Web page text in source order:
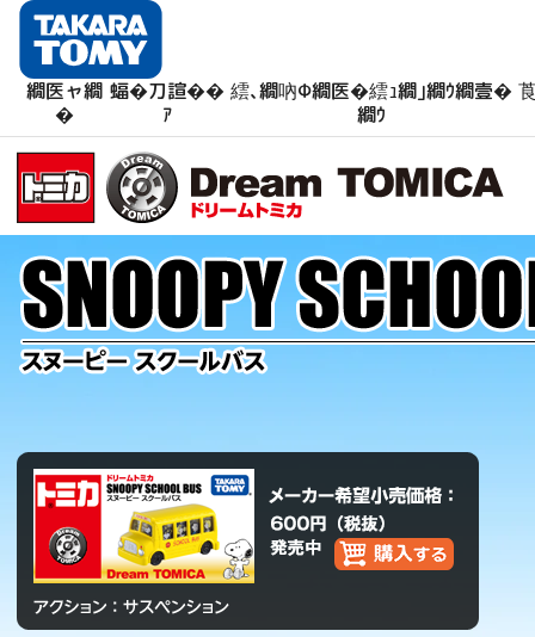
繝医ャ繝
�
蝠�刀諠��
ｱ
繧､繝吶Φ繝医�繧ｭ繝｣繝ｳ繝壹�
繝ｳ